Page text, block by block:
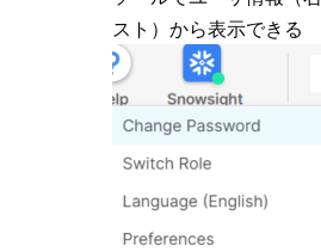
スト）から表示できる